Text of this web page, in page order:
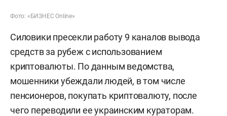
Фото: «БИЗНЕС Online»
Силовики пресекли работу 9 каналов вывода
средств за рубеж с использованием
криптовалюты. По данным ведомства,
мошенники убеждали людей, в том числе
пенсионеров, покупать криптовалюту, после
чего переводили ее украинским кураторам.